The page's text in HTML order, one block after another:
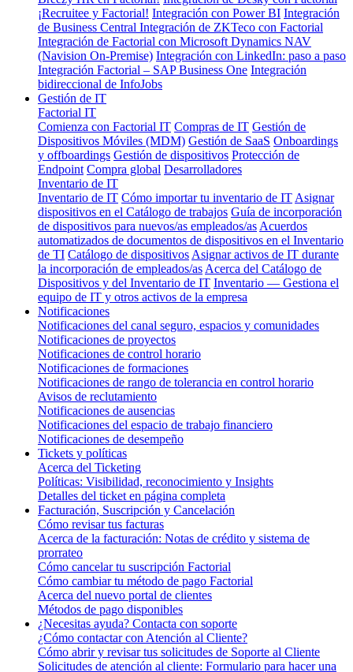
¡Recruitee y Factorial! Integración con Power BI Integración
de Business Central Integración de ZKTeco con Factorial
Integración de Factorial con Microsoft Dynamics NAV
(Navision On-Premise) Integración con LinkedIn: paso a paso
Integración Factorial – SAP Business One Integración
bidireccional de InfoJobs
Gestión de IT
Factorial IT
Comienza con Factorial IT Compras de IT Gestión de
Dispositivos Móviles (MDM) Gestión de SaaS Onboardings
y offboardings Gestión de dispositivos Protección de
Endpoint Compra global Desarrolladores
Inventario de IT
Inventario de IT Cómo importar tu inventario de IT Asignar
dispositivos en el Catálogo de trabajos Guía de incorporación
de dispositivos para nuevos/as empleados/as Acuerdos
automatizados de documentos de dispositivos en el Inventario
de TI Catálogo de dispositivos Asignar activos de IT durante
la incorporación de empleados/as Acerca del Catálogo de
Dispositivos y del Inventario de IT Inventario — Gestiona el
equipo de IT y otros activos de la empresa
Notificaciones
Notificaciones del canal seguro, espacios y comunidades
Notificaciones de proyectos
Notificaciones de control horario
Notificaciones de formaciones
Notificaciones de rango de tolerancia en control horario
Avisos de reclutamiento
Notificaciones de ausencias
Notificaciones del espacio de trabajo financiero
Notificaciones de desempeño
Tickets y políticas
Acerca del Ticketing
Políticas: Visibilidad, reconocimiento y Insights
Detalles del ticket en página completa
Facturación, Suscripción y Cancelación
Cómo revisar tus facturas
Acerca de la facturación: Notas de crédito y sistema de
prorrateo
Cómo cancelar tu suscripción Factorial
Cómo cambiar tu método de pago Factorial
Acerca del nuevo portal de clientes
Métodos de pago disponibles
¿Necesitas ayuda? Contacta con soporte
¿Cómo contactar con Atención al Cliente?
Cómo abrir y revisar tus solicitudes de Soporte al Cliente
Solicitudes de atención al cliente: Formulario para hacer una